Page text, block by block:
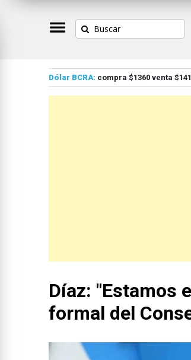
Dólar BCRA: compra $1360 venta
Díaz: "Estamos
formal del